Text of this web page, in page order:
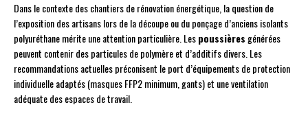
Dans le contexte des chantiers de rénovation énergétique, la question de
l’exposition des artisans lors de la découpe ou du ponçage d’anciens isolants
polyuréthane mérite une attention particulière. Lespoussières générées
peuvent contenir des particules de polymère et d’additifs divers. Les
recommandations actuelles préconisent le port d’équipements de protection
individuelle adaptés (masques FFP2 minimum, gants) et une ventilation
adéquate des espaces de travail.